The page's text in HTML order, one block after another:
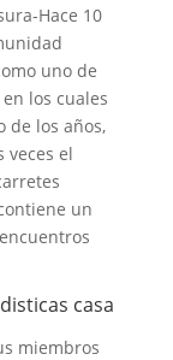
Hace 10
uno de
los cuales
de los años,
veces el
un
casa
miembros